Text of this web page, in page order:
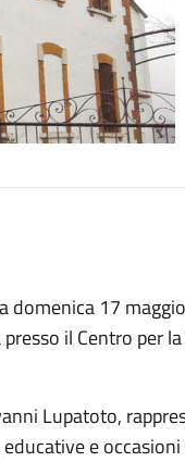
17
il Centro per
Lupatoto,
e